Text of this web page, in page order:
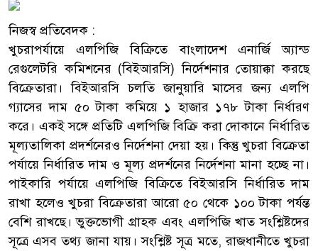
নিজস্ব প্রতিবেদক :
খুচরাপর্যায়ে এলপিজি বিক্রিতে বাংলাদেশ এনার্জি অ্যান্ড
রেগুলেটরি কমিশনের (বিইআরসি) নির্দেশনার তোয়াক্কা করছে
বিক্রেতারা। বিইআরসি চলতি জানুয়ারি মাসের জন্য এলপি
গ্যাসের দাম ৫০ টাকা কমিয়ে ১ হাজার ১৭৮ টাকা নির্ধারণ
করে। একই সঙ্গে প্রতিটি এলপিজি বিক্রি করা দোকানে নির্ধারিত
মূল্যতালিকা প্রদর্শনেরও নির্দেশনা দেয়া হয়। কিন্তু খুচরা বিক্রেতা
পর্যায়ে নির্ধারিত দাম ও মূল্য প্রদর্শনের নির্দেশনা মানা হচ্ছে না।
পাইকারি পর্যায়ে এলপিজি বিক্রিতে বিইআরসি নির্ধারিত দাম
রাখা হলেও খুচরা বিক্রেতারা আরো ৫০ থেকে ১০০ টাকা পর্যন্ত
বেশি রাখছে। ভুক্তভোগী গ্রাহক এবং এলপিজি খাত সংশ্লিষ্টদের
সূত্রে এসব তথ্য জানা যায়। সংশ্লিষ্ট সূত্র মতে, রাজধানীতে খুচরা